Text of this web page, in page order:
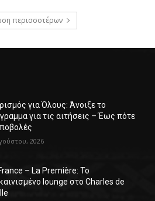
περισσοτέρων
για Όλους: Άνοιξε το
για τις αιτήσεις – Έως πότε
2026
– La Première: Το
lounge στο Charles de